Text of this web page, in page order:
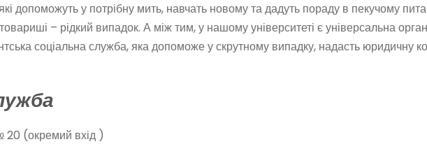
допоможуть у потрібну мить, навчать новому та дадуть пораду в пекучому
– рідкий випадок. А між тим, у нашому університеті є універсальна
соціальна служба, яка допоможе у скрутному випадку, надасть юридичну
20 (окремий вхід )